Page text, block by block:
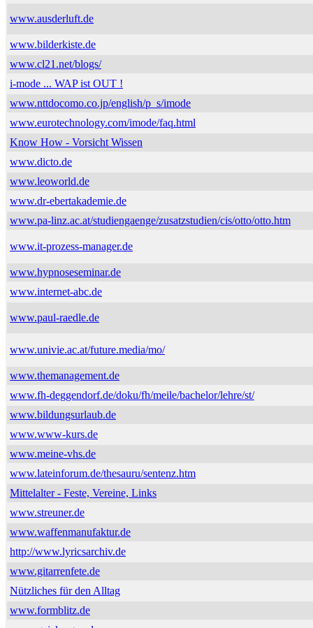
www.ausderluft.de
www.bilderkiste.de
www.cl21.net/blogs/
i-mode ... WAP ist OUT !
www.nttdocomo.co.jp/english/p_s/imode
www.eurotechnology.com/imode/faq.html
Know How - Vorsicht Wissen
www.dicto.de
www.leoworld.de
www.dr-ebertakademie.de
www.pa-linz.ac.at/studiengaenge/zusatzstudien/cis/otto/otto.htm
www.it-prozess-manager.de
www.hypnoseseminar.de
www.internet-abc.de
www.paul-raedle.de
www.univie.ac.at/future.media/mo/
www.themanagement.de
www.fh-deggendorf.de/doku/fh/meile/bachelor/lehre/st/
www.bildungsurlaub.de
www.www-kurs.de
www.meine-vhs.de
www.lateinforum.de/thesauru/sentenz.htm
Mittelalter - Feste, Vereine, Links
www.streuner.de
www.waffenmanufaktur.de
http://www.lyricsarchiv.de
www.gitarrenfete.de
Nützliches für den Alltag
www.formblitz.de